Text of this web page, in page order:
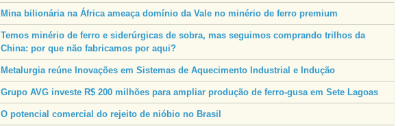
Mina bilionária na África ameaça domínio da Vale no minério de ferro premium
Temos minério de ferro e siderúrgicas de sobra, mas seguimos comprando trilhos da
China: por que não fabricamos por aqui?
Metalurgia reúne Inovações em Sistemas de Aquecimento Industrial e Indução
Grupo AVG investe R$ 200 milhões para ampliar produção de ferro-gusa em Sete Lagoas
O potencial comercial do rejeito de nióbio no Brasil